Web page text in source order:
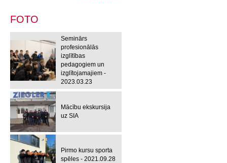
FOTO
Seminārs
profesionālās
izglītības
pedagogiem un
izglītojamajiem -
2023.03.23
Mācību ekskursija
uz SIA
Pirmo kursu sporta
spēles - 2021.09.28